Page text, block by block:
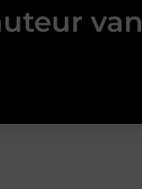
van